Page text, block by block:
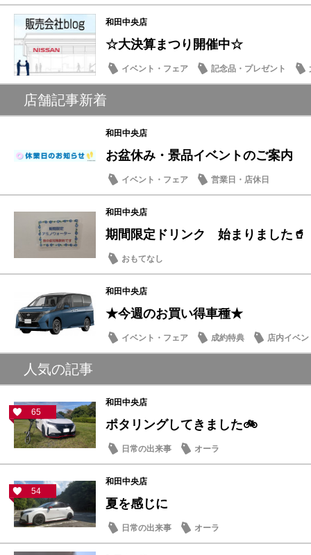
和田中央店
☆大決算まつり開催中☆
イベント・フェア 記念品・プレゼント
店舗記事新着
和田中央店
お盆休み・景品イベントのご案内
イベント・フェア 営業日・店休日
和田中央店
期間限定ドリンク 始まりました🥤
おもてなし
和田中央店
★今週のお買い得車種★
イベント・フェア 成約特典 店内イベン
人気の記事
65
和田中央店
ポタリングしてきました🚲
日常の出来事 オーラ
54
和田中央店
夏を感じに
日常の出来事 オーラ